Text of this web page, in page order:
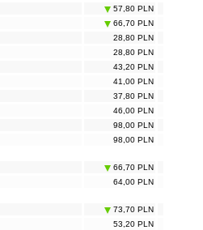
57,80 PLN
66,70 PLN
28,80 PLN
28,80 PLN
43,20 PLN
41,00 PLN
37,80 PLN
46,00 PLN
98,00 PLN
98,00 PLN
66,70 PLN
64,00 PLN
73,70 PLN
53,20 PLN